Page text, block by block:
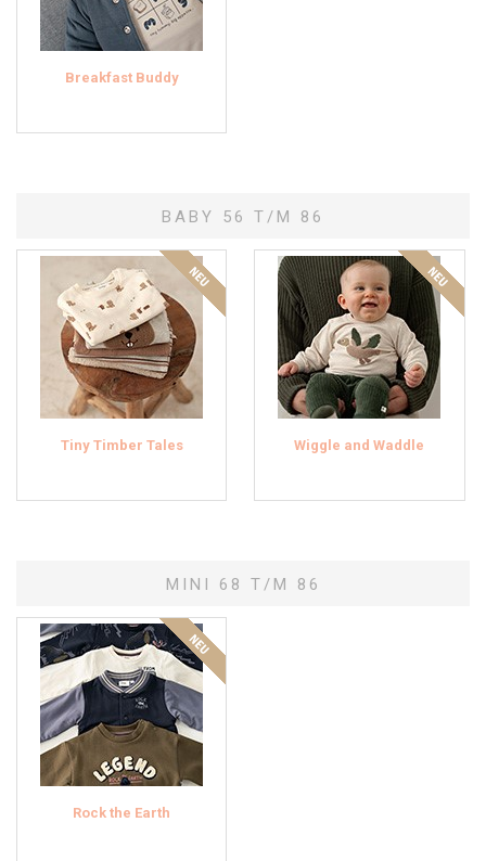
Breakfast Buddy
BABY 56 T/M 86
Tiny Timber Tales Wiggle and Waddle
MINI 68 T/M 86
Rock the Earth